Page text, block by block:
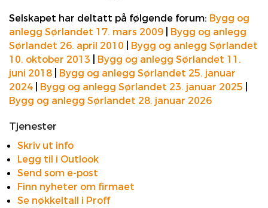
Selskapet har deltatt på følgende forum: Bygg og
anlegg Sørlandet 17. mars 2009
Bygg og anlegg
Sørlandet 26. april 2010
Bygg og anlegg Sørlandet
10. oktober 2013
Bygg og anlegg Sørlandet 11.
juni 2018
Bygg og anlegg Sørlandet 25. januar
2024
Bygg og anlegg Sørlandet 23. januar 2025
Bygg og anlegg Sørlandet 28. januar 2026
Tjenester
Skriv ut info
Legg til i Outlook
Send som e-post
Finn nyheter om firmaet
Se nøkkeltall i Proff